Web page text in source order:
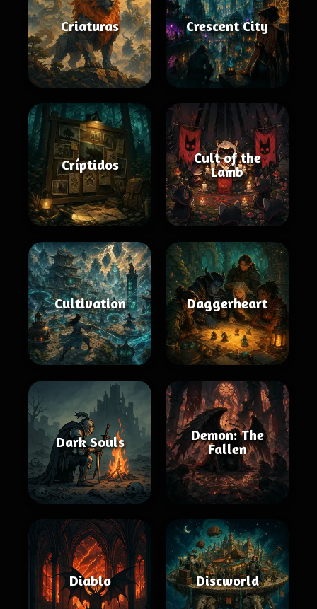
Criaturas Crescent City
Críptidos
Cult of the
Lamb
Cultivation Daggerheart
Dark Souls
Demon: The
Fallen
Diablo Discworld